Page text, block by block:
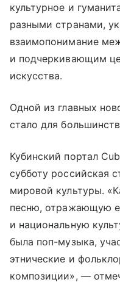
культурное и
разными странами,
взаимопонимание
и подчеркивающим
искусства.
Одной из главных
стало для
Кубинский портал
субботу российская
мировой культуры.
песню, отражающую
и национальную
была поп-музыка,
этнические и
композиции», —